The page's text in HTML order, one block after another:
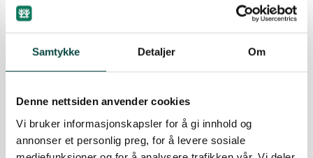
Samtykke Detaljer Om
Denne nettsiden anvender cookies
Vi bruker informasjonskapsler for å gi innhold og
annonser et personlig preg, for å levere sosiale
nye områder. Uttalelse er innsendt av
Naturvernforbundet i Ottadalen og Sel og
Høringsuttalelser og brev 25.01.2024
fritidsbebyggelse m.m. i
Bakkebygda, Etnedal kommune